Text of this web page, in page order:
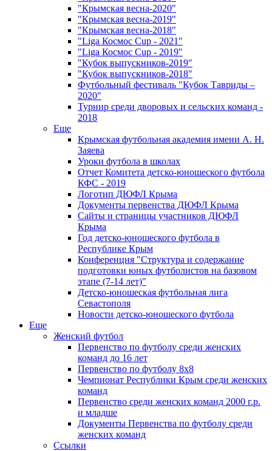
"Крымская весна-2020"
"Крымская весна-2019"
"Крымская весна-2018"
"Liga Космос Cup - 2021"
"Liga Космос Cup - 2019"
"Кубок выпускников-2019"
"Кубок выпускников-2018"
Футбольный фестиваль "Кубок Тавриды –
2020"
Турнир среди дворовых и сельских команд -
2018
Еще
Крымская футбольная академия имени А. Н.
Заяева
Уроки футбола в школах
Отчет Комитета детско-юношеского футбола
КФС - 2019
Логотип ДЮФЛ Крыма
Документы первенства ДЮФЛ Крыма
Сайты и страницы участников ДЮФЛ
Крыма
Год детско-юношеского футбола в
Республике Крым
Конференция "Структура и содержание
подготовки юных футболистов на базовом
этапе (7-14 лет)"
Детско-юношеская футбольная лига
Севастополя
Новости детско-юношеского футбола
Еще
Женский футбол
Первенство по футболу среди женских
команд до 16 лет
Первенство по футболу 8х8
Чемпионат Республики Крым среди женских
команд
Первенство среди женских команд 2000 г.р.
и младше
Документы Первенства по футболу среди
женских команд
Ссылки